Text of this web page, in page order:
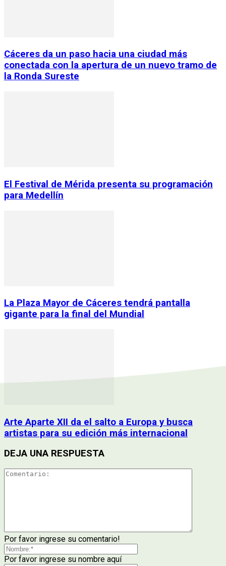
Cáceres da un paso hacia una ciudad más
conectada con la apertura de un nuevo tramo de
la Ronda Sureste
El Festival de Mérida presenta su programación
para Medellín
La Plaza Mayor de Cáceres tendrá pantalla
gigante para la final del Mundial
Arte Aparte XII da el salto a Europa y busca
artistas para su edición más internacional
DEJA UNA RESPUESTA
Por favor ingrese su comentario!
Por favor ingrese su nombre aquí